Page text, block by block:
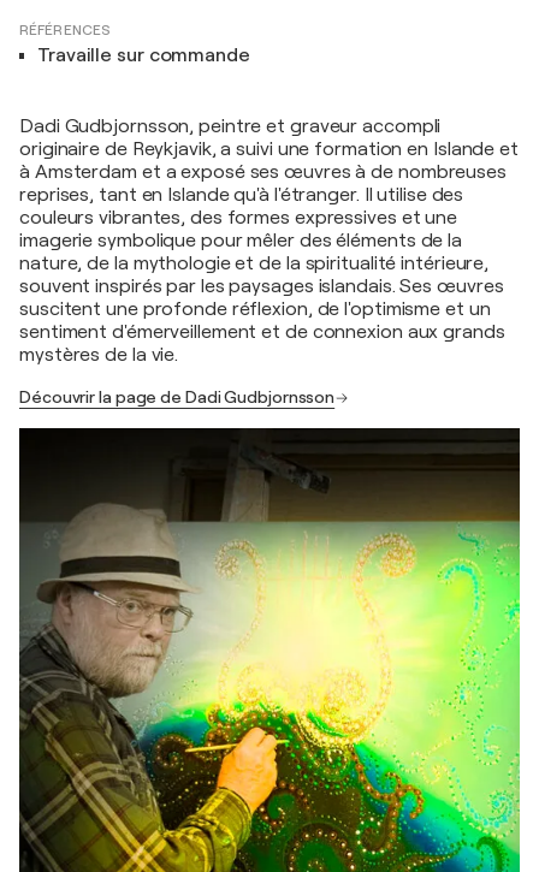
RÉFÉRENCES
Travaille sur commande
Dadi Gudbjornsson, peintre et graveur accompli
originaire de Reykjavik, a suivi une formation en Islande et
à Amsterdam et a exposé ses œuvres à de nombreuses
reprises, tant en Islande qu'à l'étranger. Il utilise des
couleurs vibrantes, des formes expressives et une
imagerie symbolique pour mêler des éléments de la
nature, de la mythologie et de la spiritualité intérieure,
souvent inspirés par les paysages islandais. Ses œuvres
suscitent une profonde réflexion, de l'optimisme et un
sentiment d'émerveillement et de connexion aux grands
mystères de la vie.
Découvrir la page de Dadi Gudbjornsson